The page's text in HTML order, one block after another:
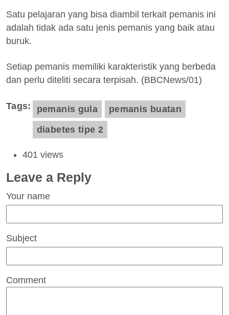
Satu pelajaran yang bisa diambil terkait pemanis ini
adalah tidak ada satu jenis pemanis yang baik atau
buruk.
Setiap pemanis memiliki karakteristik yang berbeda
dan perlu diteliti secara terpisah. (BBCNews/01)
Tags pemanis gula
pemanis buatan
diabetes tipe 2
401 views
Leave a Reply
Your name
Subject
Comment